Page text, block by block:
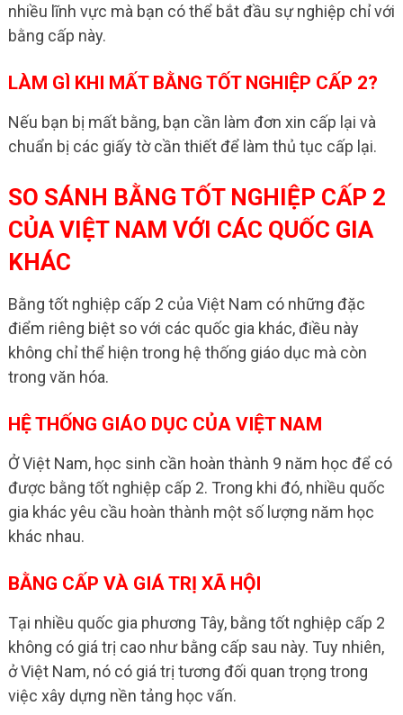
nhiều lĩnh vực mà bạn có thể bắt đầu sự nghiệp chỉ với
bằng cấp này.
LÀM GÌ KHI MẤT BẰNG TỐT NGHIỆP CẤP 2?
Nếu bạn bị mất bằng, bạn cần làm đơn xin cấp lại và
chuẩn bị các giấy tờ cần thiết để làm thủ tục cấp lại.
SO SÁNH BẰNG TỐT NGHIỆP CẤP 2
CỦA VIỆT NAM VỚI CÁC QUỐC GIA
KHÁC
Bằng tốt nghiệp cấp 2 của Việt Nam có những đặc
điểm riêng biệt so với các quốc gia khác, điều này
không chỉ thể hiện trong hệ thống giáo dục mà còn
trong văn hóa.
HỆ THỐNG GIÁO DỤC CỦA VIỆT NAM
Ở Việt Nam, học sinh cần hoàn thành 9 năm học để có
được bằng tốt nghiệp cấp 2. Trong khi đó, nhiều quốc
gia khác yêu cầu hoàn thành một số lượng năm học
khác nhau.
BẰNG CẤP VÀ GIÁ TRỊ XÃ HỘI
Tại nhiều quốc gia phương Tây, bằng tốt nghiệp cấp 2
không có giá trị cao như bằng cấp sau này. Tuy nhiên,
ở Việt Nam, nó có giá trị tương đối quan trọng trong
việc xây dựng nền tảng học vấn.